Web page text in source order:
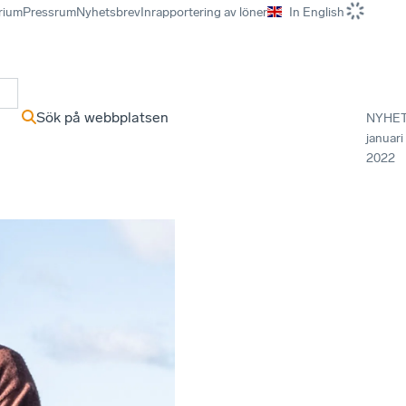
PressrumNyhetsbrevInrapportering av löner In English
Sök på webbplatsen
januari
2022